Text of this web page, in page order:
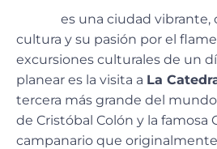
es una ciudad vibrante,
cultura y su pasión por el
excursiones culturales de un
planear es la visita a La
tercera más grande del
de Cristóbal Colón y la famosa
campanario que